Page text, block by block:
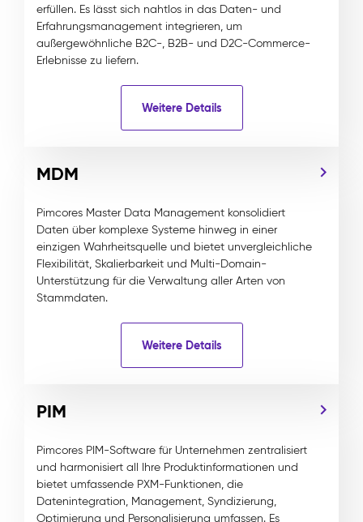
erfüllen. Es lässt sich nahtlos in das Daten- und
Erfahrungsmanagement integrieren, um
außergewöhnliche B2C-, B2B- und D2C-Commerce-
Erlebnisse zu liefern.
Weitere Details
MDM
Pimcores Master Data Management konsolidiert
Daten über komplexe Systeme hinweg in einer
einzigen Wahrheitsquelle und bietet unvergleichliche
Flexibilität, Skalierbarkeit und Multi-Domain-
Unterstützung für die Verwaltung aller Arten von
Stammdaten.
Weitere Details
PIM
Pimcores PIM-Software für Unternehmen zentralisiert
und harmonisiert all Ihre Produktinformationen und
bietet umfassende PXM-Funktionen, die
Datenintegration, Management, Syndizierung,
Optimierung und Personalisierung umfassen. Es